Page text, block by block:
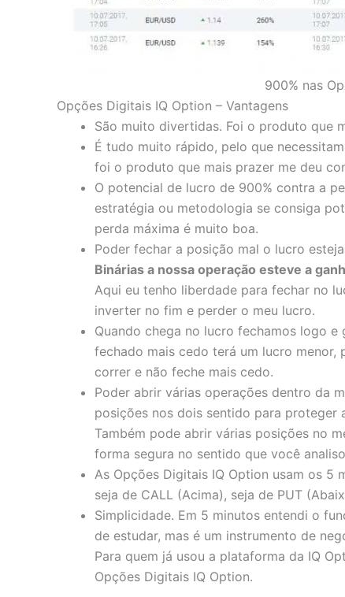
900% nas
Opções Digitais IQ Option – Vantagens
São muito divertidas. Foi o produto que
É tudo muito rápido, pelo que
foi o produto que mais prazer me deu
O potencial de lucro de 900% contra a
estratégia ou metodologia se consiga
perda máxima é muito boa.
Poder fechar a posição mal o lucro
Binárias a nossa operação esteve a
Aqui eu tenho liberdade para fechar no
inverter no fim e perder o meu lucro.
Quando chega no lucro fechamos logo
fechado mais cedo terá um lucro menor,
correr e não feche mais cedo.
Poder abrir várias operações dentro da
posições nos dois sentido para proteger
Também pode abrir várias posições no
forma segura no sentido que você
As Opções Digitais IQ Option usam os 5
seja de CALL (Acima), seja de PUT
Simplicidade. Em 5 minutos entendi o
de estudar, mas é um instrumento de
Para quem já usou a plataforma da IQ
Opções Digitais IQ Option.